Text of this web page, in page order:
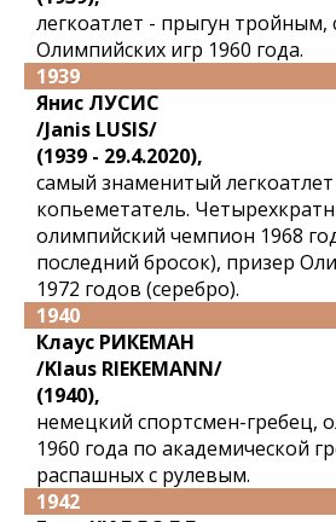
легкоатлет - прыгун тройным,
Олимпийских игр 1960 года.
1939
Янис ЛУСИС
/Janis LUSIS/
(1939 - 29.4.2020),
самый знаменитый
копьеметатель.
олимпийский чемпион 1968
последний бросок), призер
1972 годов (серебро).
1940
Клаус РИКЕМАН
/Klaus RIEKEMANN/
(1940),
немецкий спортсмен-гребец,
1960 года по академической
распашных с рулевым.
1942